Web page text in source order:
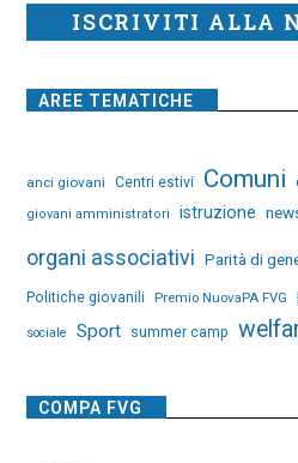
ISCRIVITI ALLA
AREE TEMATICHE
anci giovani Centri estivi Comuni
giovani amministratori istruzione
organi associativi Parità di
Politiche giovanili Premio NuovaPA FVG
sociale Sport summer camp
COMPA FVG